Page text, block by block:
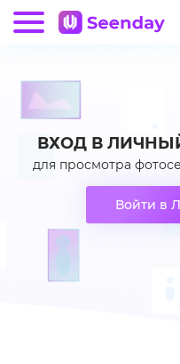
ВХОД В
для просмотра
Войти в